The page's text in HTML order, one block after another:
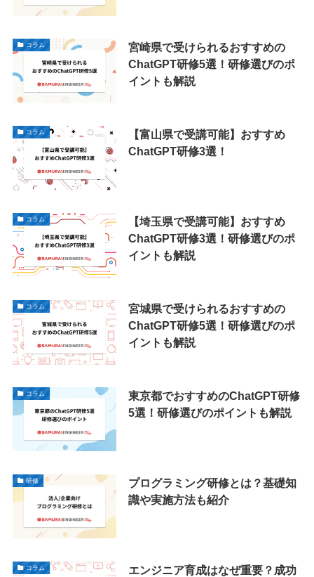
コラム
宮崎県で受けられるおすすめの
ChatGPT研修5選！研修選びのポ
イントも解説
コラム
【富山県で受講可能】おすすめ
ChatGPT研修3選！
コラム
【埼玉県で受講可能】おすすめ
ChatGPT研修3選！研修選びのポ
イントも解説
コラム
宮城県で受けられるおすすめの
ChatGPT研修5選！研修選びのポ
イントも解説
コラム
東京都でおすすめのChatGPT研修
5選！研修選びのポイントも解説
研修
プログラミング研修とは？基礎知
識や実施方法も紹介
コラム
エンジニア育成はなぜ重要？成功